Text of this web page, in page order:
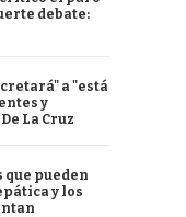
debate:
a "está
y
La Cruz
que pueden
y los